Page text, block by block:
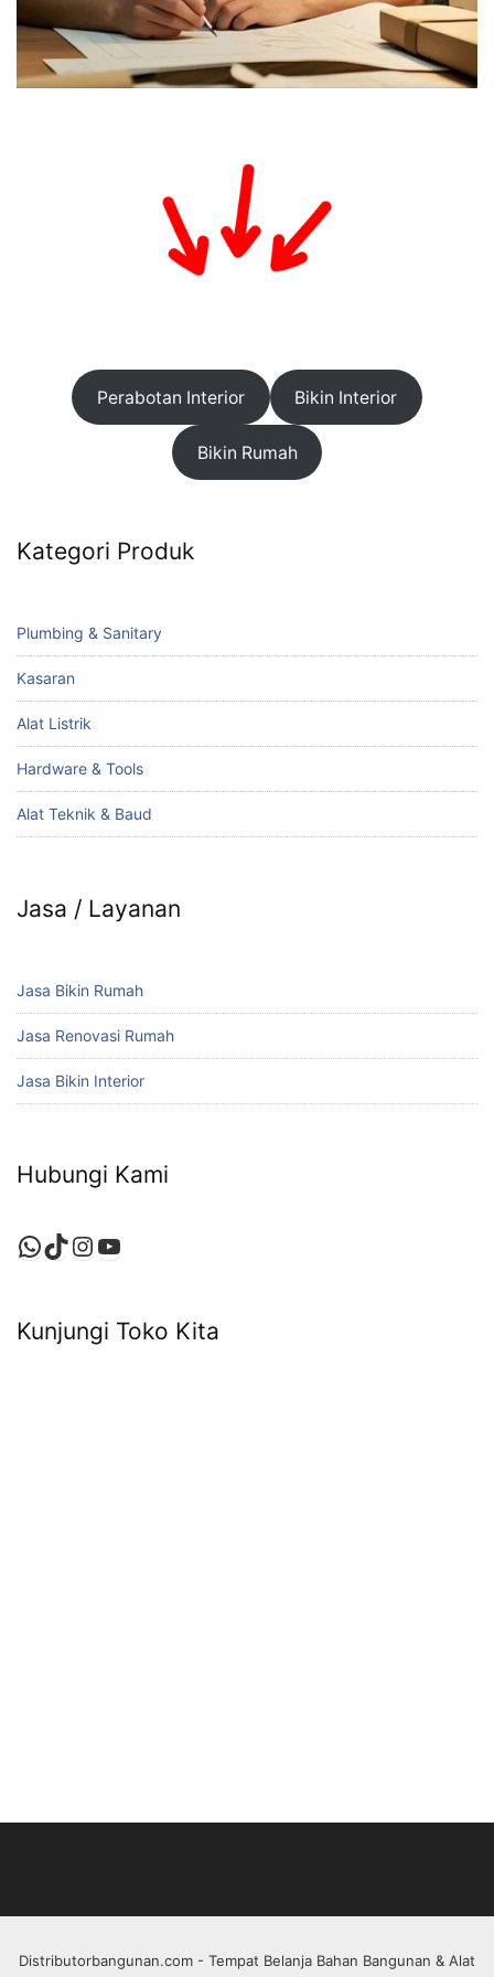
Perabotan Interior Bikin Interior
Bikin Rumah
Kategori Produk
Plumbing & Sanitary
Kasaran
Alat Listrik
Hardware & Tools
Alat Teknik & Baud
Jasa / Layanan
Jasa Bikin Rumah
Jasa Renovasi Rumah
Jasa Bikin Interior
Hubungi Kami
WhatsApp
TikTok
Instagram
YouTube
Kunjungi Toko Kita
Distributorbangunan.com - Tempat Belanja Bahan Bangunan & Alat